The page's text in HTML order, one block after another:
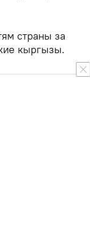
страны за
кыргызы.